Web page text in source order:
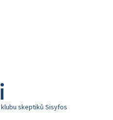
skeptiků Sisyfos